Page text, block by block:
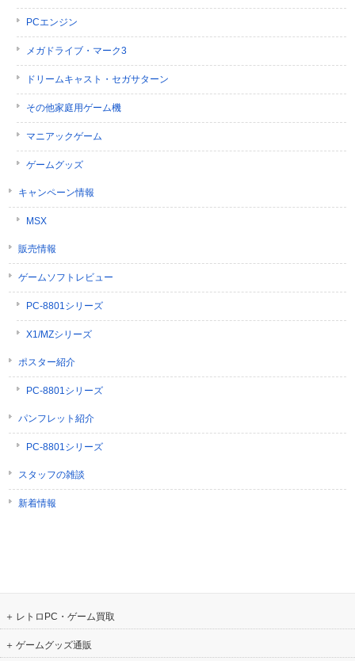
PCエンジン
メガドライブ・マーク3
ドリームキャスト・セガサターン
その他家庭用ゲーム機
マニアックゲーム
ゲームグッズ
キャンペーン情報
MSX
販売情報
ゲームソフトレビュー
PC-8801シリーズ
X1/MZシリーズ
ポスター紹介
PC-8801シリーズ
パンフレット紹介
PC-8801シリーズ
スタッフの雑談
新着情報
レトロPC・ゲーム買取
ゲームグッズ通販